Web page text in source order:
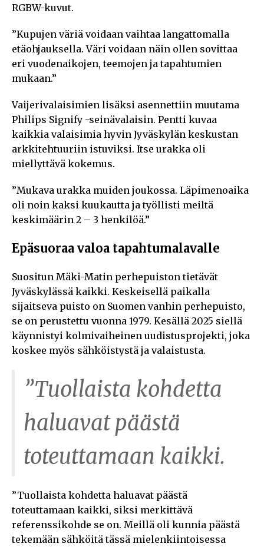
RGBW-kuvut.
”Kupujen väriä voidaan vaihtaa langattomalla
etäohjauksella. Väri voidaan näin ollen sovittaa
eri vuodenaikojen, teemojen ja tapahtumien
mukaan.”
Vaijerivalaisimien lisäksi asennettiin muutama
Philips Signify -seinävalaisin. Pentti kuvaa
kaikkia valaisimia hyvin Jyväskylän keskustan
arkkitehtuuriin istuviksi. Itse urakka oli
miellyttävä kokemus.
”Mukava urakka muiden joukossa. Läpimenoaika
oli noin kaksi kuukautta ja työllisti meiltä
keskimäärin 2 – 3 henkilöä.”
Epäsuoraa valoa tapahtumalavalle
Suositun Mäki-Matin perhepuiston tietävät
Jyväskylässä kaikki. Keskeisellä paikalla
sijaitseva puisto on Suomen vanhin perhepuisto,
se on perustettu vuonna 1979. Kesällä 2025 siellä
käynnistyi kolmivaiheinen uudistusprojekti, joka
koskee myös sähköistystä ja valaistusta.
”Tuollaista kohdetta
haluavat päästä
toteuttamaan kaikki.
”Tuollaista kohdetta haluavat päästä
toteuttamaan kaikki, siksi merkittävä
referenssikohde se on. Meillä oli kunnia päästä
tekemään sähköitä tässä mielenkiintoisessa